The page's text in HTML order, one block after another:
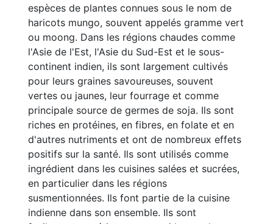
espèces de plantes connues sous le nom de
haricots mungo, souvent appelés gramme vert
ou moong. Dans les régions chaudes comme
l'Asie de l'Est, l'Asie du Sud-Est et le sous-
continent indien, ils sont largement cultivés
pour leurs graines savoureuses, souvent
vertes ou jaunes, leur fourrage et comme
principale source de germes de soja. Ils sont
riches en protéines, en fibres, en folate et en
d'autres nutriments et ont de nombreux effets
positifs sur la santé. Ils sont utilisés comme
ingrédient dans les cuisines salées et sucrées,
en particulier dans les régions
susmentionnées. Ils font partie de la cuisine
indienne dans son ensemble. Ils sont